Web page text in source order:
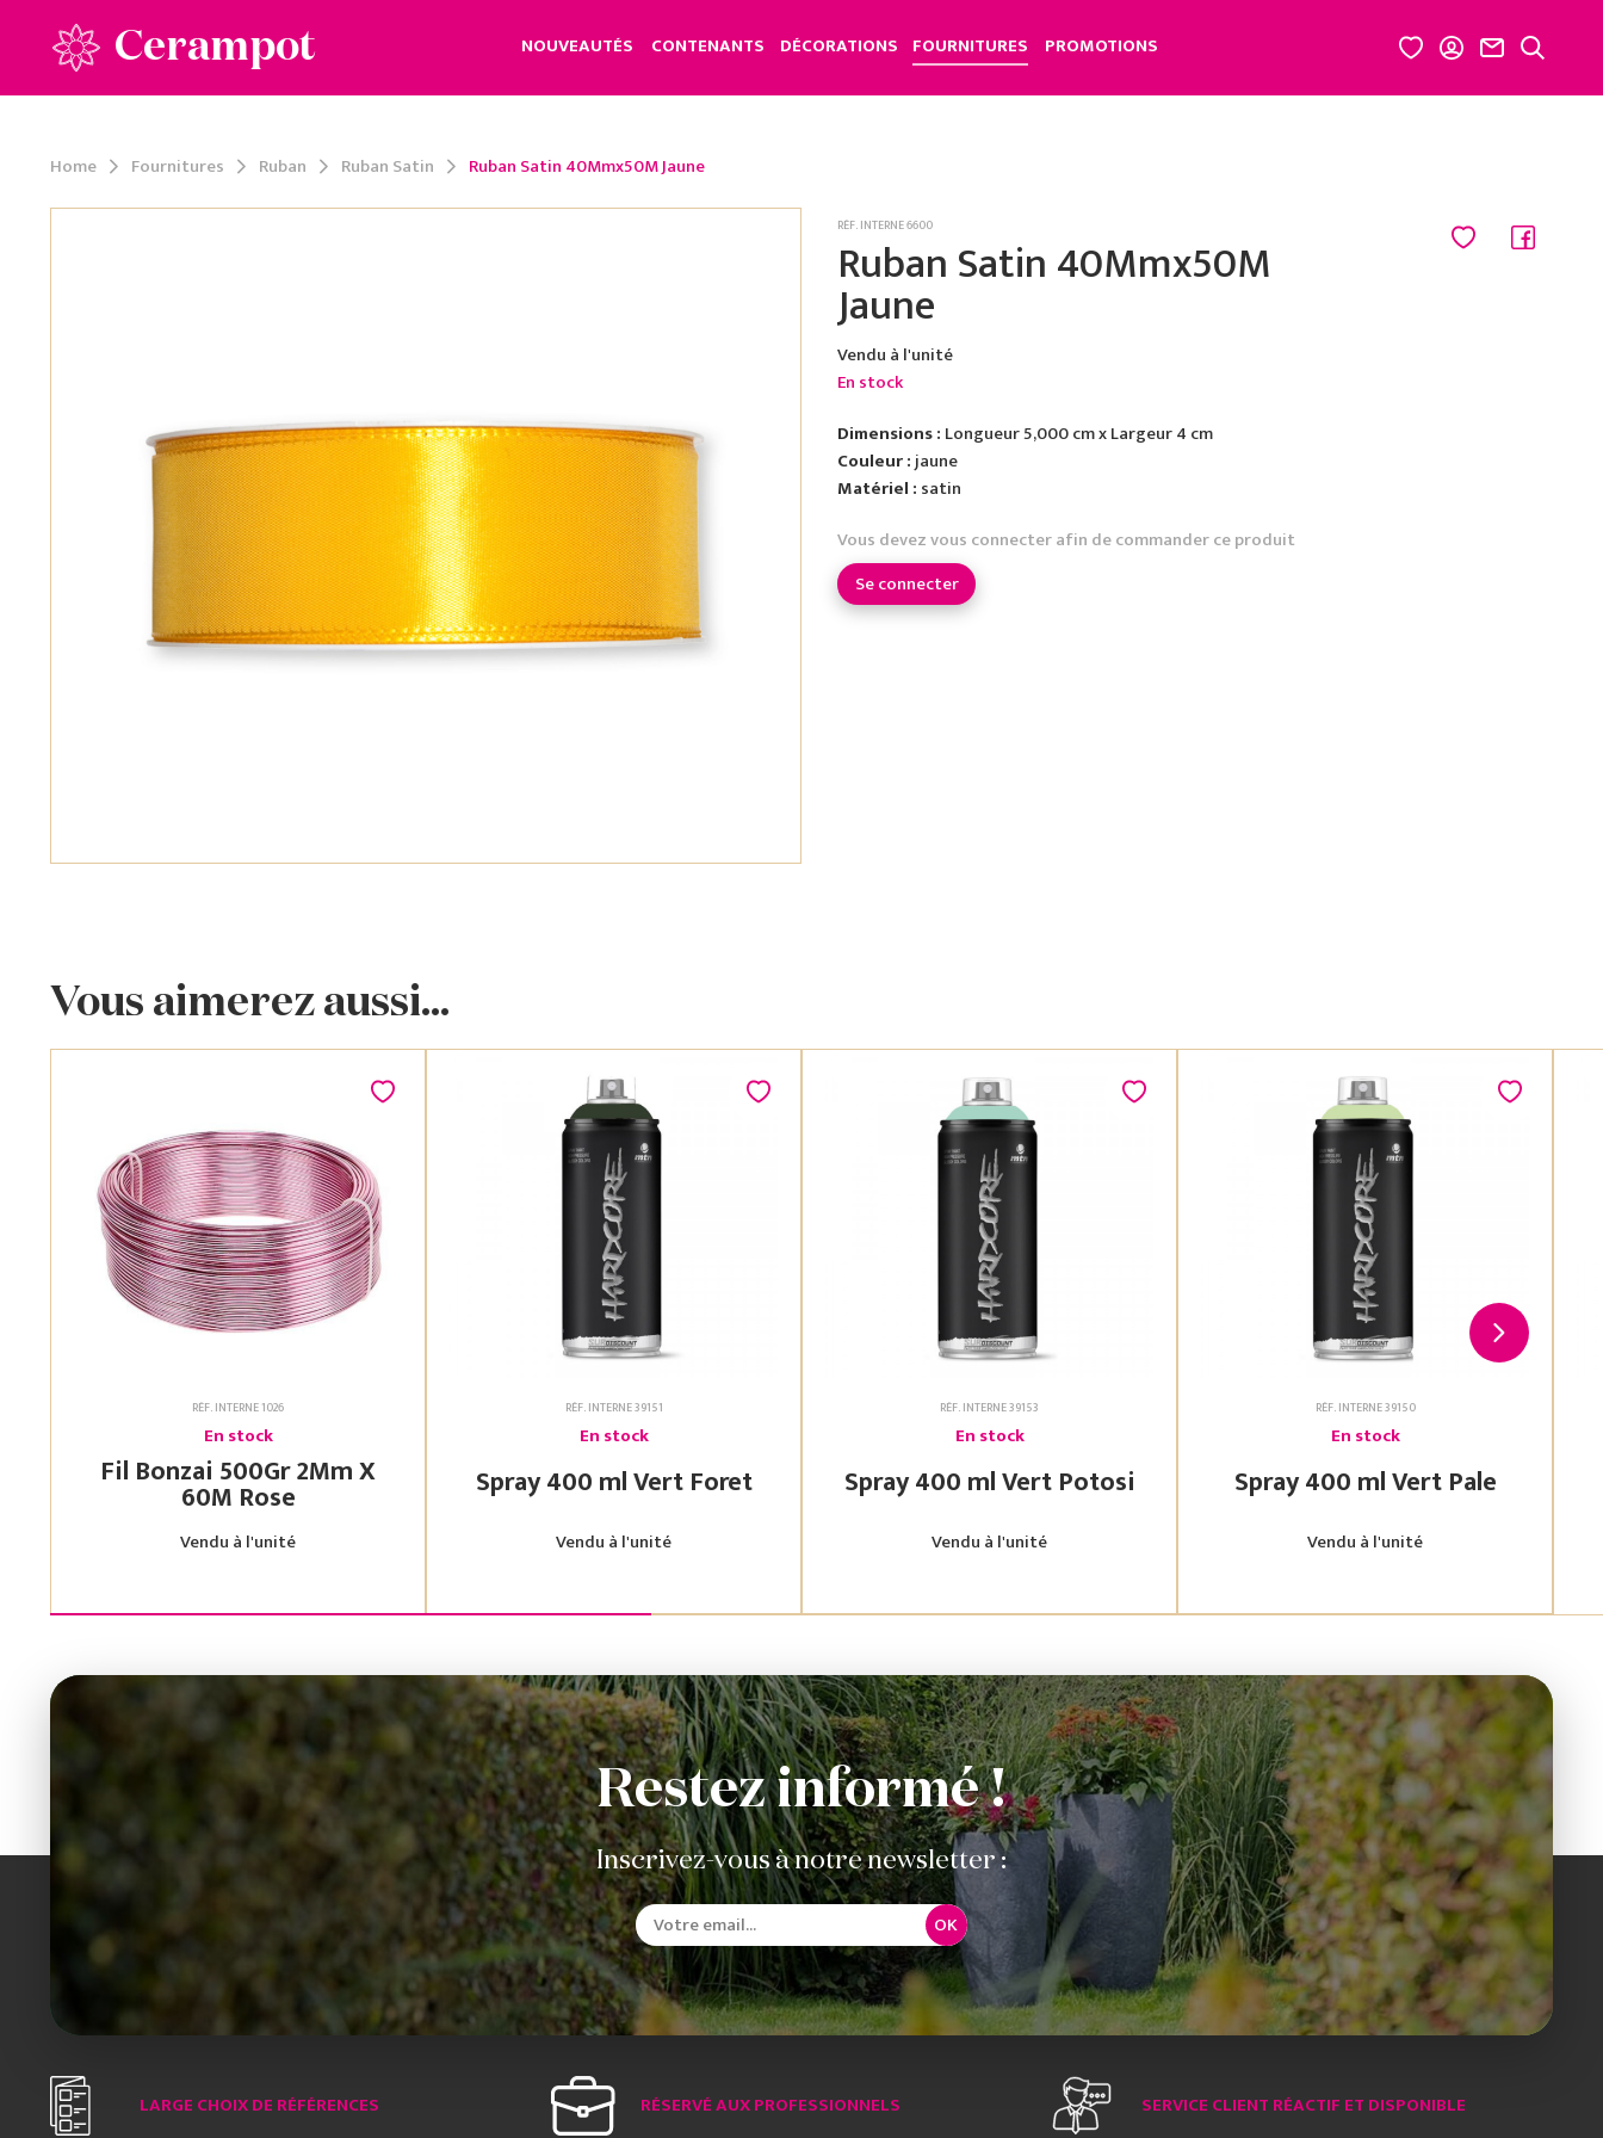
Cerampot NOUVEAUTÉS CONTENANTS DÉCORATIONS FOURNITURES PROMOTIONS
Home Fournitures Ruban Ruban Satin Ruban Satin 40Mmx50M Jaune
RÉF. INTERNE 6600
Ruban Satin 40Mmx50M
Jaune
Vendu à l'unité
En stock
Dimensions : Longueur 5,000 cm x Largeur 4 cm
Couleur :jaune
Matériel : satin
Vous devez vous connecter afin de commander ce produit
Se connecter
Vous aimerez aussi...
RÉF. INTERNE 1026
En stock
Fil Bonzai 500Gr 2Mm X
60M Rose
Vendu à l'unité
RÉF. INTERNE 39151
En stock
Spray 400 ml Vert Foret
Vendu à l'unité
RÉF. INTERNE 39153
En stock
Spray 400 ml Vert Potosi
Vendu à l'unité
RÉF. INTERNE 39150
En stock
Spray 400 ml Vert Pale
Vendu à l'unité
Restez informé !
Inscrivez-vous à notre newsletter :
OK
LARGE CHOIX DE RÉFÉRENCES RÉSERVÉ AUX PROFESSIONNELS SERVICE CLIENT RÉACTIF ET DISPONIBLE